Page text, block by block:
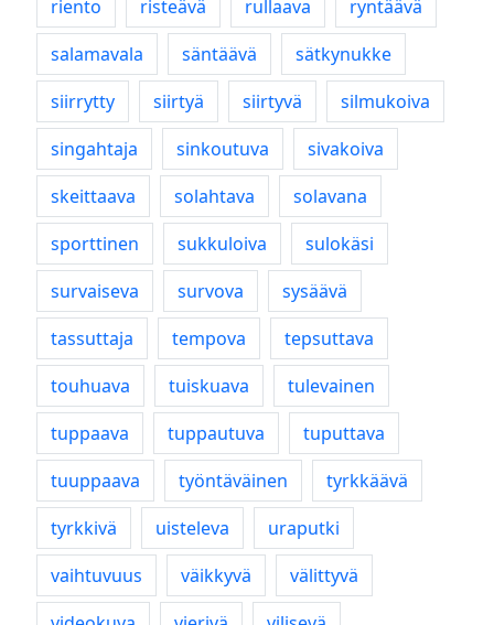
riento
risteävä rullaava
ryntäävä
salamavala
säntäävä
sätkynukke
siirrytty
siirtyä siirtyvä
silmukoiva
singahtaja
sinkoutuva
sivakoiva
skeittaava
solahtava
solavana
sporttinen
sukkuloiva
sulokäsi
survaiseva
survova
sysäävä
tassuttaja
tempova
tepsuttava
touhuava
tuiskuava
tulevainen
tuppaava
tuppautuva
tuputtava
tuuppaava
työntäväinen
tyrkkäävä
tyrkkivä
uisteleva
uraputki
vaihtuvuus
väikkyvä
välittyvä